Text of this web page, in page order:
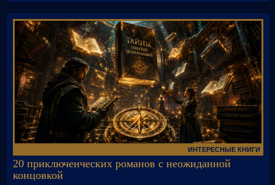
ИНТЕРЕСНЫЕ КНИГИ
20 приключенческих романов с неожиданной
концовкой